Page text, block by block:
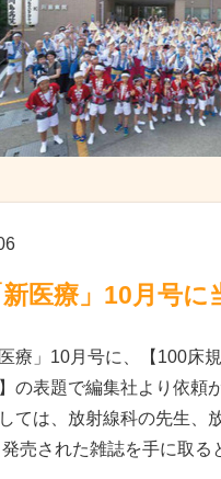
新医療」10月号
療」10月号に、【100床
の表題で編集社より依頼
ては、放射線科の先生、
発売された雑誌を手に取る